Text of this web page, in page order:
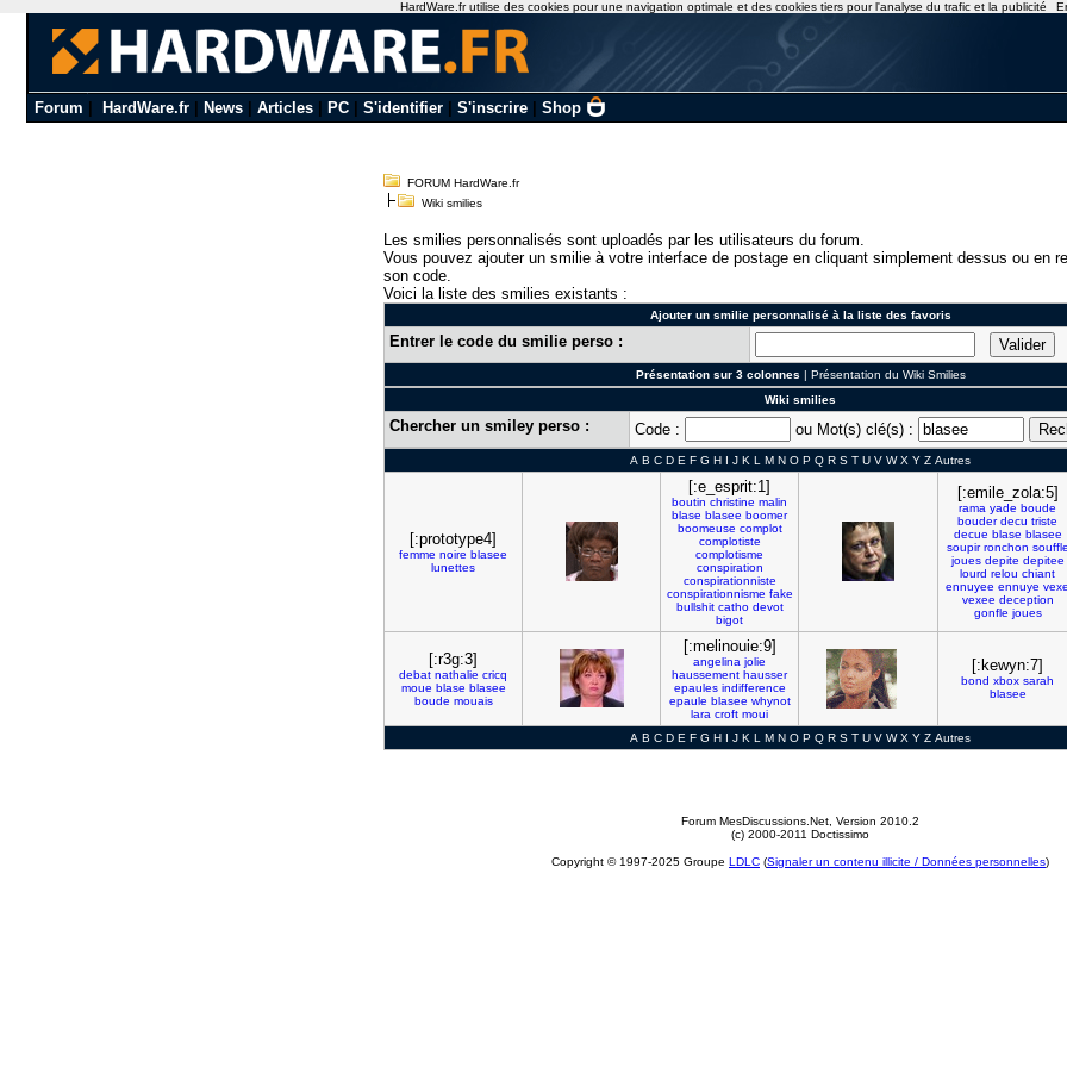
Forum HardWare.fr| News| Articles| PC| S'identifier| S'inscrire| Shop
FORUM HardWare.fr
Wiki smilies
Les smilies personnalisés sont uploadés par les utilisateurs du forum.
Vous pouvez ajouter un smilie à votre interface de postage en cliquant simplement dessus ou en
son code.
Voici la liste des smilies existants :
Ajouter un smilie personnalisé à la liste des favoris
Entrer le code du smilie perso :
Présentation sur 3 colonnes | Présentation du Wiki Smilies
Wiki smilies
Chercher un smiley perso : Code : ou Mot(s) clé(s) :
A B C D E F G H I J K L M N O P Q R S T U V W X Y Z Autres
[:prototype4]
femme noire blasee
lunettes
[:e_esprit:1]
boutin christine malin
blase blasee boomer
boomeuse complot
complotiste
complotisme
conspiration
conspirationniste
conspirationnisme fake
bullshit catho devot
bigot
[:emile_zola:5]
rama yade boude
bouder decu triste
decue blase blasee
soupir ronchon
joues depite depitee
lourd relou chiant
ennuyee ennuye
vexee deception
gonfle joues
[:r3g:3]
debat nathalie cricq
moue blase blasee
boude mouais
[:melinouie:9]
angelina jolie
haussement hausser
epaules indifference
epaule blasee whynot
lara croft moui
[:kewyn:7]
bond xbox sarah
blasee
A B C D E F G H I J K L M N O P Q R S T U V W X Y Z Autres
Forum MesDiscussions.Net , Version 2010.2
(c) 2000-2011 Doctissimo
Copyright © 1997-2025 Groupe LDLC (Signaler un contenu illicite / Données personnelles)
HardWare.fr utilise des cookies pour une navigation optimale et des cookies tiers pour l'analyse du trafic et la publicité